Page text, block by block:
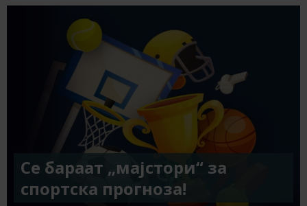
Се бараат „мајстори“ за
спортска прогноза!